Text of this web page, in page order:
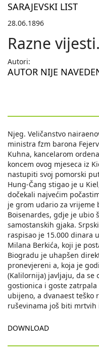
SARAJEVSKI LIST
28.06.1896
Razne vijesti.
Autori:
AUTOR NIJE
Njeg. Veličanstvo
ministra fzm barona
Kuhna, kancelarom
koncem ovog mjeseca iz
nastupiti svoj pomorski
Hung-Čang stigao je u
dočekali najvećim
je grom udario za vrijeme
Boisenardes, gdje je ubio
samostanskih gjaka.
raspisao je 15.000 dinara
Milana Berkića, koji je
Biogradu je uhapšen
pronevjereni a, koja je
(Kalilornija) javljaju, da se
gostionica i goste
ubijeno, a dvanaest teško
ruševinama još biti mrtvih
DOWNLOAD